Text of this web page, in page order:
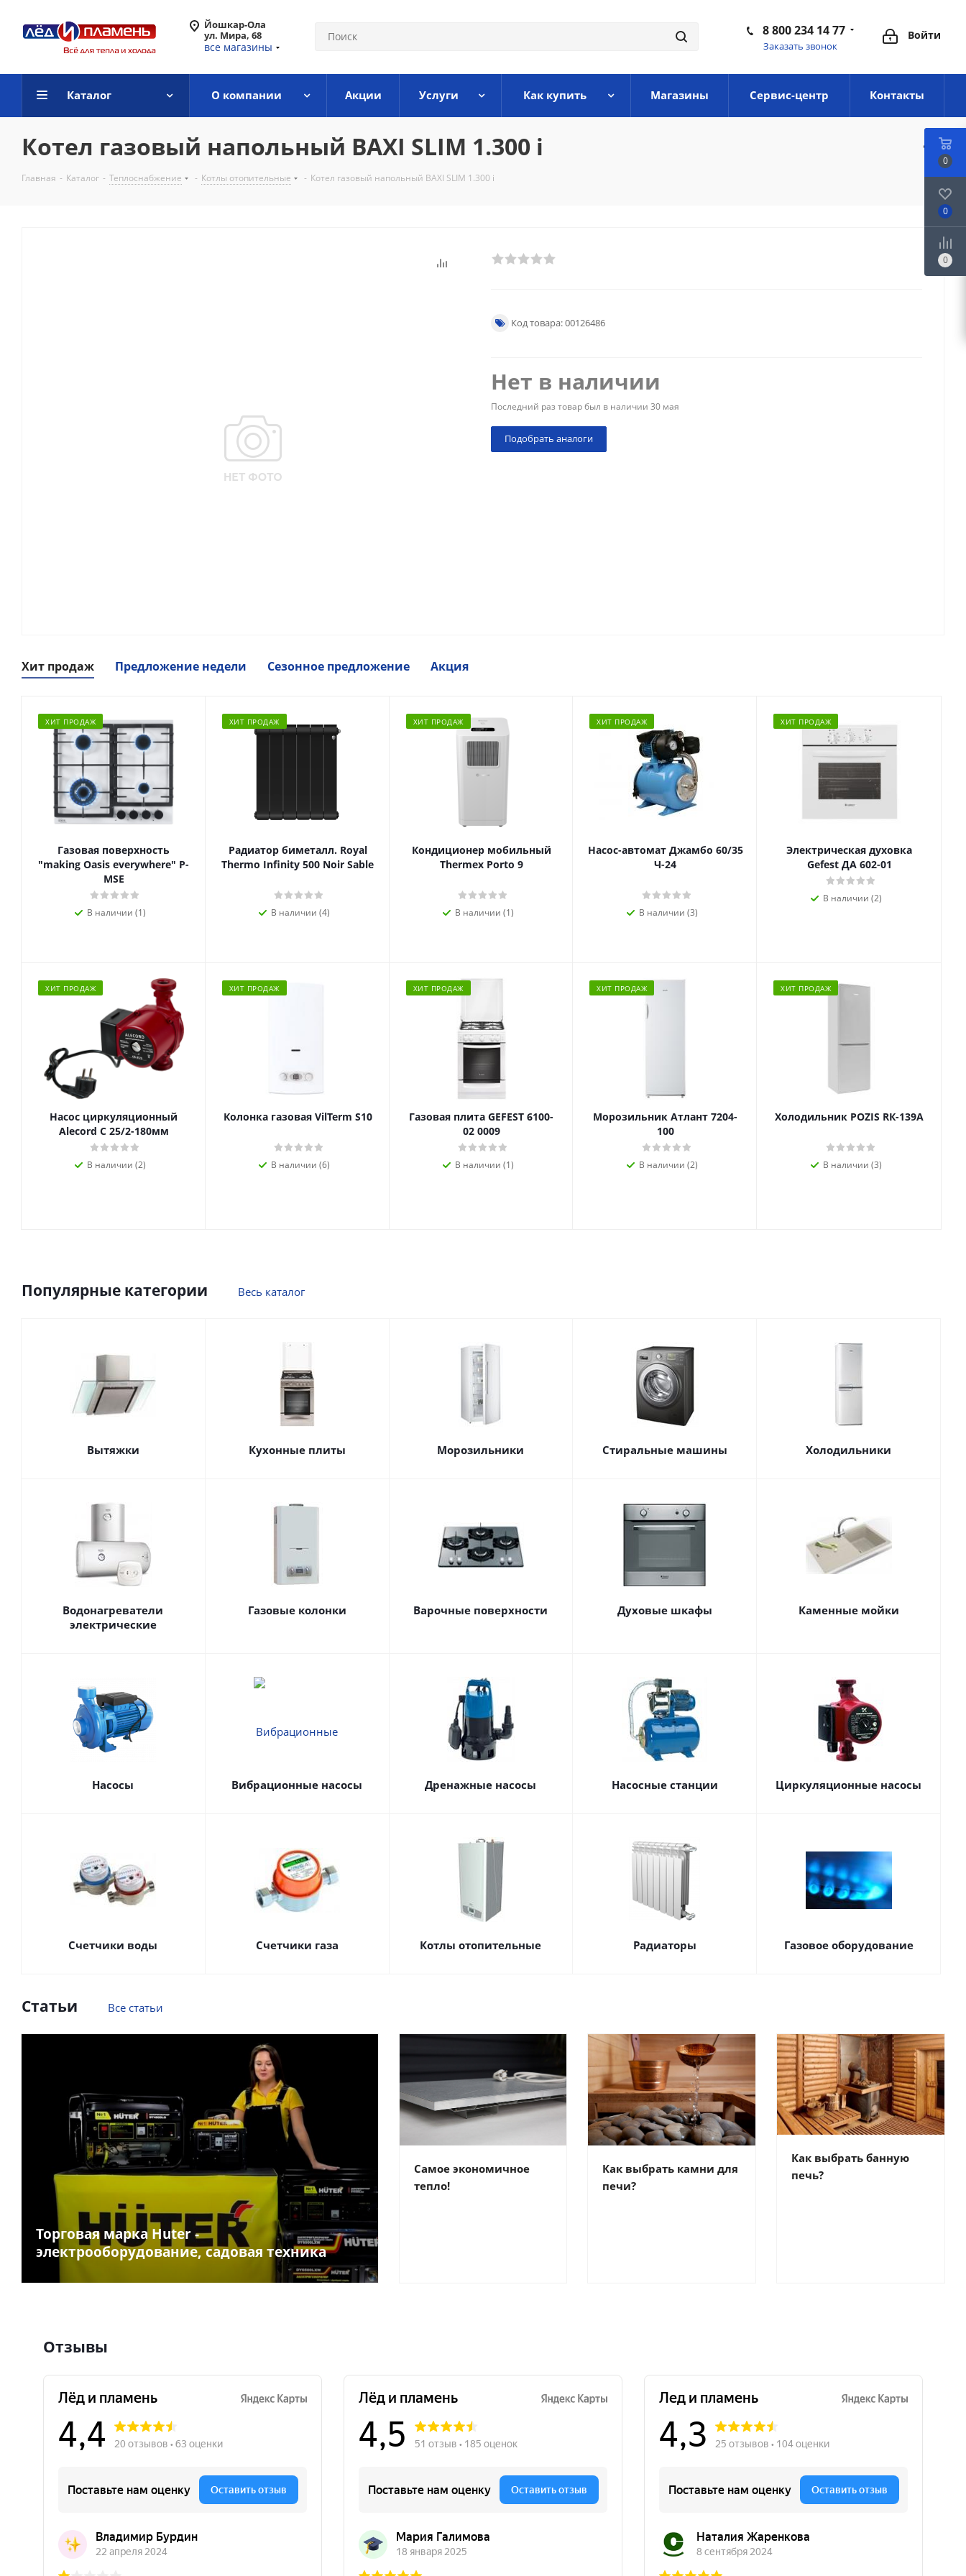
Йошкар-Ола
ул. Мира, 68
все магазины
Войти
8 800 234 14 77
Заказать звонок
Каталог О компании Акции Услуги Как купить Магазины Сервис-центр Контакты
Котел газовый напольный BAXI SLIM 1.300 i
Главная - Каталог - Теплоснабжение - Котлы отопительные - Котел газовый напольный BAXI SLIM 1.300 i
Код товара: 00126486
Нет в наличии
Последний раз товар был в наличии 30 мая
Подобрать аналоги
Хит продаж Предложение недели Сезонное предложение Акция
ХИТ ПРОДАЖ
Газовая поверхность
"making Oasis everywhere" P-
MSE
В наличии (1)
ХИТ ПРОДАЖ
Радиатор биметалл. Royal
Thermo Infinity 500 Noir Sable
В наличии (4)
ХИТ ПРОДАЖ
Кондиционер мобильный
Thermex Porto 9
В наличии (1)
ХИТ ПРОДАЖ
Насос-автомат Джамбо 60/35
Ч-24
В наличии (3)
ХИТ ПРОДАЖ
Электрическая духовка
Gefest ДА 602-01
В наличии (2)
ХИТ ПРОДАЖ
Насос циркуляционный
Alecord C 25/2-180мм
В наличии (2)
ХИТ ПРОДАЖ
Колонка газовая VilTerm S10
В наличии (6)
ХИТ ПРОДАЖ
Газовая плита GEFEST 6100-
02 0009
В наличии (1)
ХИТ ПРОДАЖ
Морозильник Атлант 7204-
100
В наличии (2)
ХИТ ПРОДАЖ
Холодильник POZIS RК-139А
В наличии (3)
Популярные категории Весь каталог
Вытяжки Кухонные плиты Морозильники Стиральные машины Холодильники
Водонагреватели
электрические
Газовые колонки Варочные поверхности Духовые шкафы Каменные мойки
Насосы Вибрационные насосы Дренажные насосы Насосные станции Циркуляционные насосы
Счетчики воды Счетчики газа Котлы отопительные Радиаторы Газовое оборудование
Статьи Все статьи
Торговая марка Huter -
электрооборудование, садовая техника
Самое экономичное
тепло!
Как выбрать камни для
печи?
Как выбрать банную
печь?
Отзывы
0
0
0